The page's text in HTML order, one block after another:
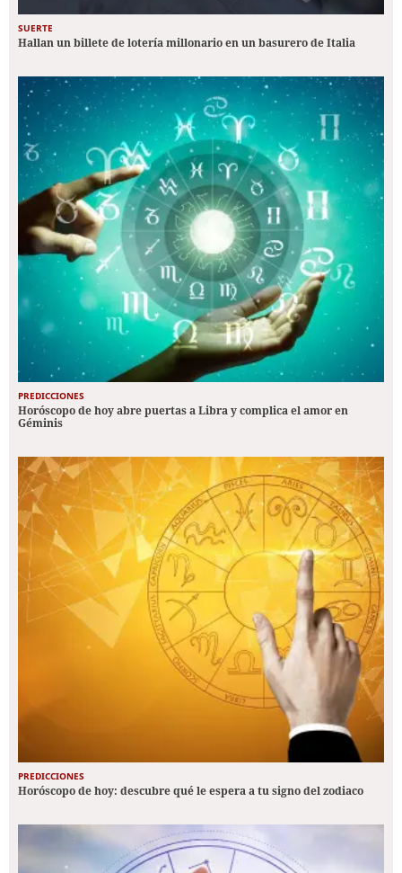
SUERTE
Hallan un billete de lotería millonario en un basurero de Italia
PREDICCIONES
Horóscopo de hoy abre puertas a Libra y complica el amor en
Géminis
PREDICCIONES
Horóscopo de hoy: descubre qué le espera a tu signo del zodiaco